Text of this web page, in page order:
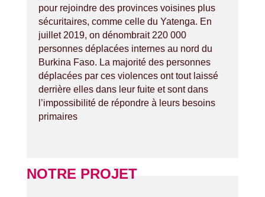
pour rejoindre des provinces voisines plus
sécuritaires, comme celle du Yatenga. En
juillet 2019, on dénombrait 220 000
personnes déplacées internes au nord du
Burkina Faso. La majorité des personnes
déplacées par ces violences ont tout laissé
derrière elles dans leur fuite et sont dans
l’impossibilité de répondre à leurs besoins
primaires
NOTRE PROJET